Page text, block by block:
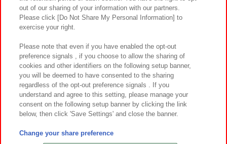
プライバシーポリシー ウェブアクセシビリティ方針と検証結果
お取引先さまとともに
カスタマーハラスメント対応方針 よくあるご質問・お問い合わせ
©Bandai Namco Amusement Inc.
©Bandai Namco Amusement Lab Inc.
out of our sharing of your information with our partners.
Please click [Do Not Share My Personal Information] to
exercise your right.
Please note that even if you have enabled the opt-out
preference signals , if you choose to allow the sharing of
cookies and other identifiers on the following setup banner,
you will be deemed to have consented to the sharing
regardless of the opt-out preference signals . If you
understand and agree to this setting, please manage your
consent on the following setup banner by clicking the link
below, then click 'Save Settings' and close the banner.
Change your share preference